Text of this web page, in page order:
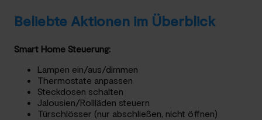
Beliebte Aktionen im Überblick
Smart Home Steuerung:
Lampen ein/aus/dimmen
Thermostate anpassen
Steckdosen schalten
Jalousien/Rollläden steuern
Türschlösser (nur abschließen, nicht öffnen)